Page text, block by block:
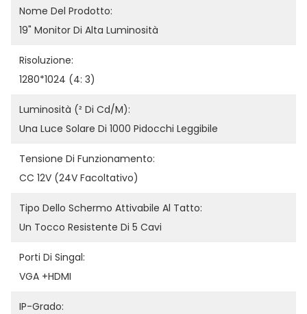
Nome Del Prodotto:
19" Monitor Di Alta Luminosità
Risoluzione:
1280*1024 (4: 3)
Luminosità (² Di Cd/m):
Una Luce Solare Di 1000 Pidocchi Leggibile
Tensione Di Funzionamento:
CC 12V (24V Facoltativo)
Tipo Dello Schermo Attivabile Al Tatto:
Un Tocco Resistente Di 5 Cavi
Porti Di Singal:
VGA +HDMI
IP-Grado: